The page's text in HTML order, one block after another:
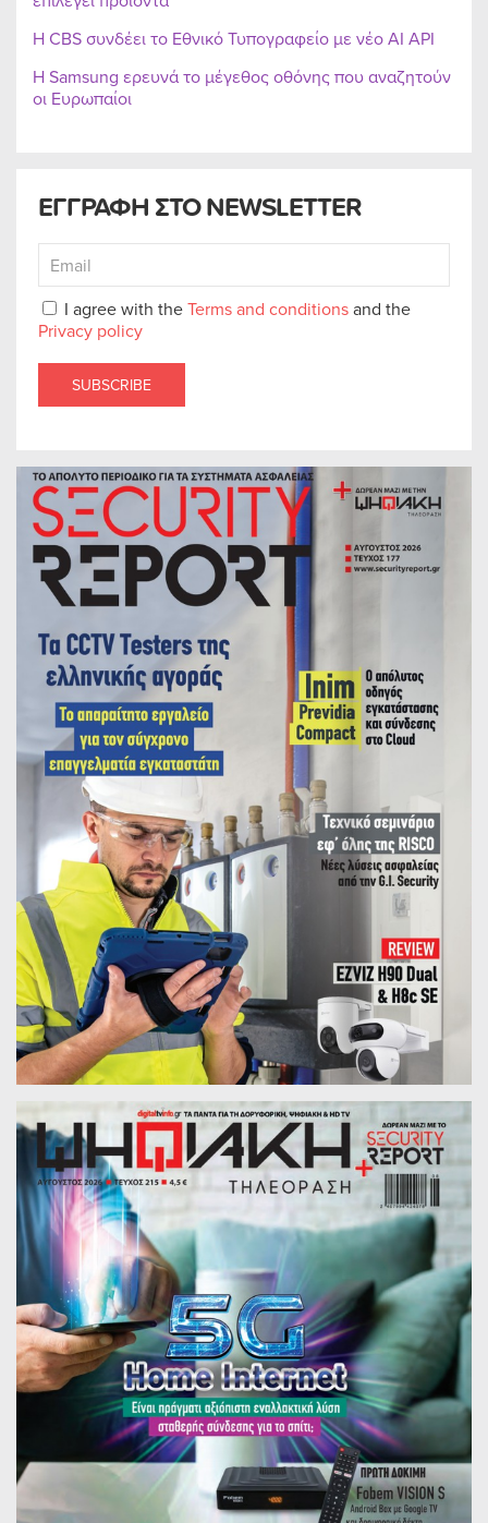
ΕΓΓΡΑΦΗ ΣΤΟ NEWSLETTER
I agree with theTerms and conditionsand the
Privacy policy
SUBSCRIBE
Η CBS συνδέει το Εθνικό Τυπογραφείο με νέο AI API
Η Samsung ερευνά το μέγεθος οθόνης που αναζητούν
οι Ευρωπαίοι